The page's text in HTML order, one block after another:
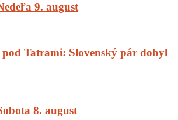
9. august
Tatrami: Slovenský pár dobyl
8. august